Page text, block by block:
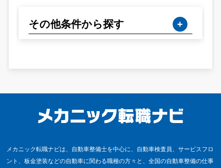
その他条件から探す
メカニック転職ナビは、自動車整備士を中心に、自動車検査員、サービスフロ
ント、板金塗装などの自動車に関わる職種の方々と、全国の自動車整備の仕事